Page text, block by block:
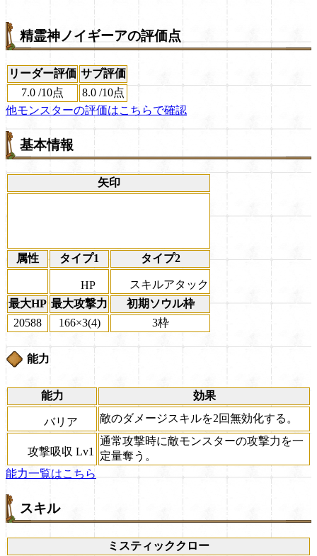
精霊神ノイギーアの評価点
リーダー評価 サブ評価
7.0 /10点 8.0 /10点
他モンスターの評価はこちらで確認
基本情報
矢印
属性 タイプ1 タイプ2
HP
スキルアタック
最大HP 最大攻撃力
初期ソウル枠
20588
166×3(4) 3枠
能力
能力 効果
バリア 敵のダメージスキルを2回無効化する。
攻撃吸収 Lv1
通常攻撃時に敵モンスターの攻撃力を一
定量奪う。
能力一覧はこちら
スキル
ミスティッククロー